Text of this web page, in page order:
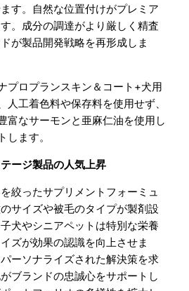
す。自然な位置付けがプレミア
。成分の調達がより厳しく精査
が製品開発戦略を再形成しま
プロプランスキン＆コート+犬用
人工着色料や保存料を使用せず、
富なサーモンと亜麻仁油を使用し
します。
ージ製品の人気上昇
絞ったサプリメントフォーミュ
サイズや被毛のタイプが製剤設
犬やシニアペットは特別な栄養
ズが効果の認識を向上させま
ーソナライズされた解決策を求
ブランドの忠誠心をサポートし